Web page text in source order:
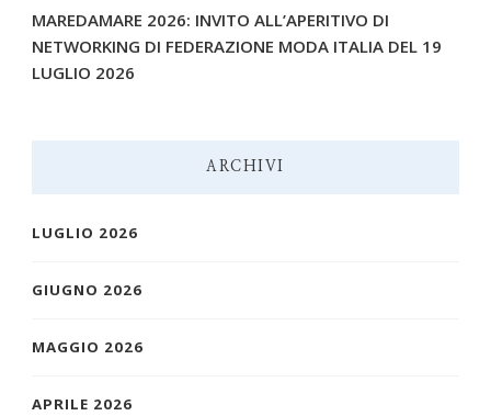
MAREDAMARE 2026: INVITO ALL’APERITIVO DI
NETWORKING DI FEDERAZIONE MODA ITALIA DEL 19
LUGLIO 2026
ARCHIVI
LUGLIO 2026
GIUGNO 2026
MAGGIO 2026
APRILE 2026